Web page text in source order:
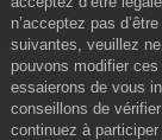
n’acceptez pas
suivantes, veuillez
pouvons modifier
essaierons de vous
conseillons de
continuez à